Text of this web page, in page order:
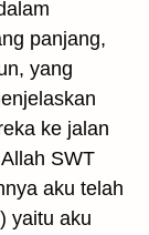
panjang,
yang
ke jalan
SWT
aku telah
yaitu aku